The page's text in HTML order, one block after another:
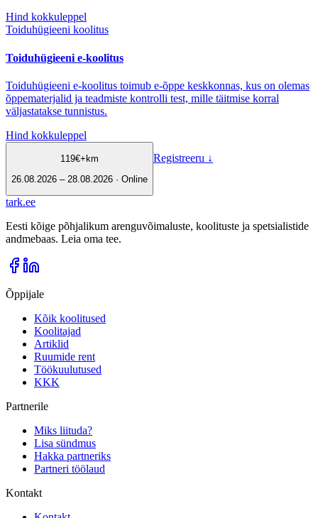
Hind kokkuleppel
Toiduhügieeni koolitus
Toiduhügieeni e-koolitus
Toiduhügieeni e-koolitus toimub e-õppe keskkonnas, kus on olemas
õppematerjalid ja teadmiste kontrolli test, mille täitmise korral
väljastatakse tunnistus.
Hind kokkuleppel
119€+km
26.08.2026 – 28.08.2026 · Online
Registreeru ↓
tark.ee
Eesti kõige põhjalikum arenguvõimaluste, koolituste ja spetsialistide
andmebaas. Leia oma tee.
Õppijale
Kõik koolitused
Koolitajad
Artiklid
Ruumide rent
Töökuulutused
KKK
Partnerile
Miks liituda?
Lisa sündmus
Hakka partneriks
Partneri töölaud
Kontakt